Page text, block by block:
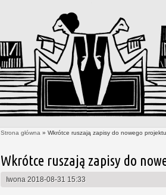
Strona główna » Wkrótce ruszają zapisy do nowego
Wkrótce ruszają zapisy do
Iwona 2018-08-31 15:33